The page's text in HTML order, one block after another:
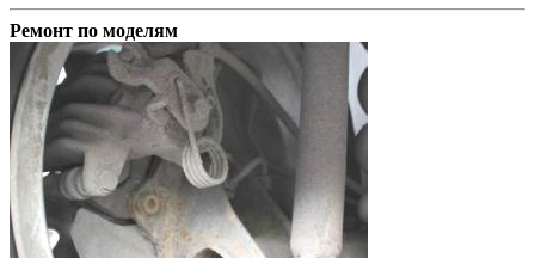
Ремонт по моделям